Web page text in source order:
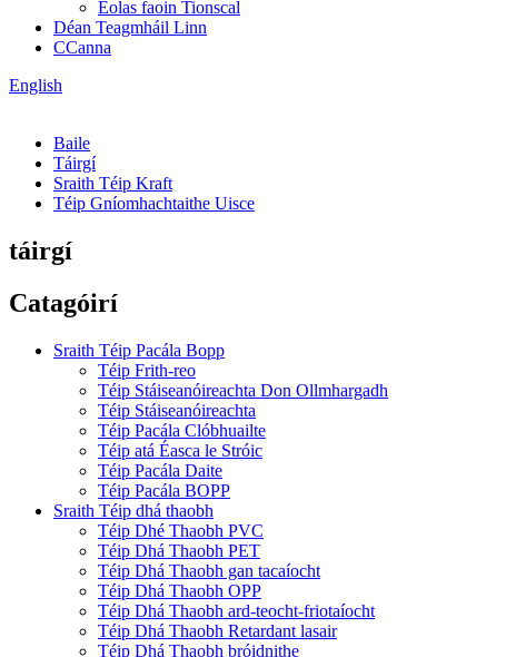
Eolas faoin Tionscal
Déan Teagmháil Linn
CCanna
English
Baile
Táirgí
Sraith Téip Kraft
Téip Gníomhachtaithe Uisce
táirgí
Catagóirí
Sraith Téip Pacála Bopp
Téip Frith-reo
Téip Stáiseanóireachta Don Ollmhargadh
Téip Stáiseanóireachta
Téip Pacála Clóbhuailte
Téip atá Éasca le Stróic
Téip Pacála Daite
Téip Pacála BOPP
Sraith Téip dhá thaobh
Téip Dhé Thaobh PVC
Téip Dhá Thaobh PET
Téip Dhá Thaobh gan tacaíocht
Téip Dhá Thaobh OPP
Téip Dhá Thaobh ard-teocht-friotaíocht
Téip Dhá Thaobh Retardant lasair
Téip Dhá Thaobh bróidnithe